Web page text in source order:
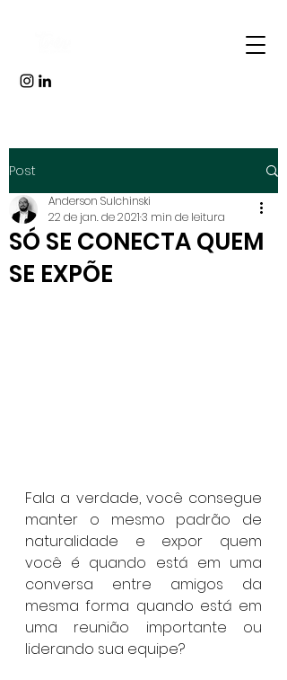
Post
SÓ SE CONECTA QUEM
SE EXPÕE
Anderson Sulchinski
22 de jan. de 20213 min de leitura
Fala a verdade, você consegue
manter o mesmo padrão de
naturalidade e expor quem
você é quando está em uma
conversa entre amigos da
mesma forma quando está em
uma reunião importante ou
liderando sua equipe?